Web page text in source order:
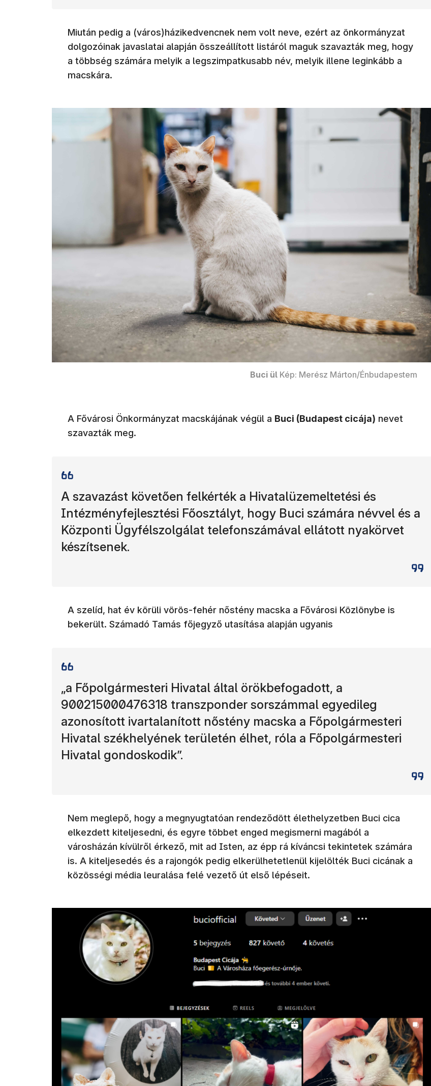
Miután pedig a (város)házikedvencnek nem volt neve, ezért az önkormányzat
dolgozóinak javaslatai alapján összeállított listáról maguk szavazták meg, hogy
a többség számára melyik a legszimpatkusabb név, melyik illene leginkább a
macskára.
Buci ül Kép: Merész Márton/Énbudapestem
A Fővárosi Önkormányzat macskájának végül a Buci (Budapest cicája) nevet
szavazták meg.
A szavazást követően felkérték a Hivatalüzemeltetési és
Intézményfejlesztési Főosztályt, hogy Buci számára névvel és a
Központi Ügyfélszolgálat telefonszámával ellátott nyakörvet
készítsenek.
A szelíd, hat év körüli vörös-fehér nőstény macska a Fővárosi Közlönybe is
bekerült. Számadó Tamás főjegyző utasítása alapján ugyanis
„a Főpolgármesteri Hivatal által örökbefogadott, a
900215000476318 transzponder sorszámmal egyedileg
azonosított ivartalanított nőstény macska a Főpolgármesteri
Hivatal székhelyének területén élhet, róla a Főpolgármesteri
Hivatal gondoskodik”.
Nem meglepő, hogy a megnyugtatóan rendeződött élethelyzetben Buci cica
elkezdett kiteljesedni, és egyre többet enged megismerni magából a
városházán kívülről érkező, mit ad Isten, az épp rá kíváncsi tekintetek számára
is. A kiteljesedés és a rajongók pedig elkerülhetetlenül kijelölték Buci cicának a
közösségi média leuralása felé vezető út első lépéseit.